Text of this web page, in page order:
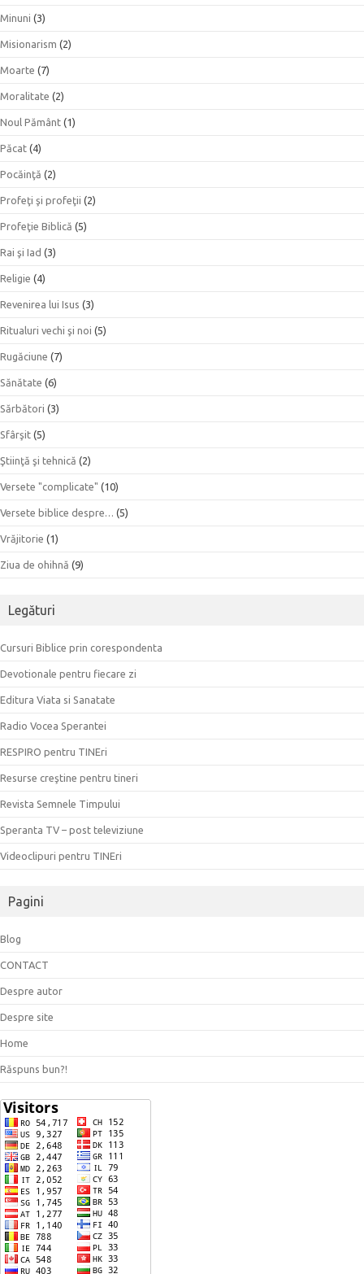
Minuni (3)
Misionarism (2)
Moarte (7)
Moralitate (2)
Noul Pământ (1)
Păcat (4)
Pocăinţă (2)
Profeţi şi profeţii (2)
Profeţie Biblică (5)
Rai şi Iad (3)
Religie (4)
Revenirea lui Isus (3)
Ritualuri vechi şi noi (5)
Rugăciune (7)
Sănătate (6)
Sărbători (3)
Sfârşit (5)
Ştiinţă şi tehnică (2)
Versete "complicate" (10)
Versete biblice despre… (5)
Vrăjitorie (1)
Ziua de ohihnă (9)
Legături
Cursuri Biblice prin corespondenta
Devotionale pentru fiecare zi
Editura Viata si Sanatate
Radio Vocea Sperantei
RESPIRO pentru TINEri
Resurse creştine pentru tineri
Revista Semnele Timpului
Speranta TV – post televiziune
Videoclipuri pentru TINEri
Pagini
Blog
CONTACT
Despre autor
Despre site
Home
Răspuns bun?!